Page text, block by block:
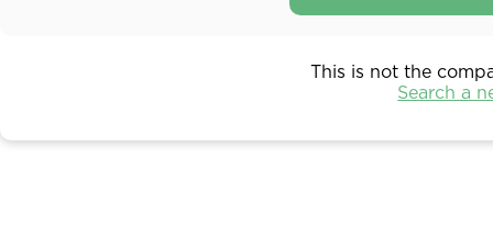
This is not the
Search a